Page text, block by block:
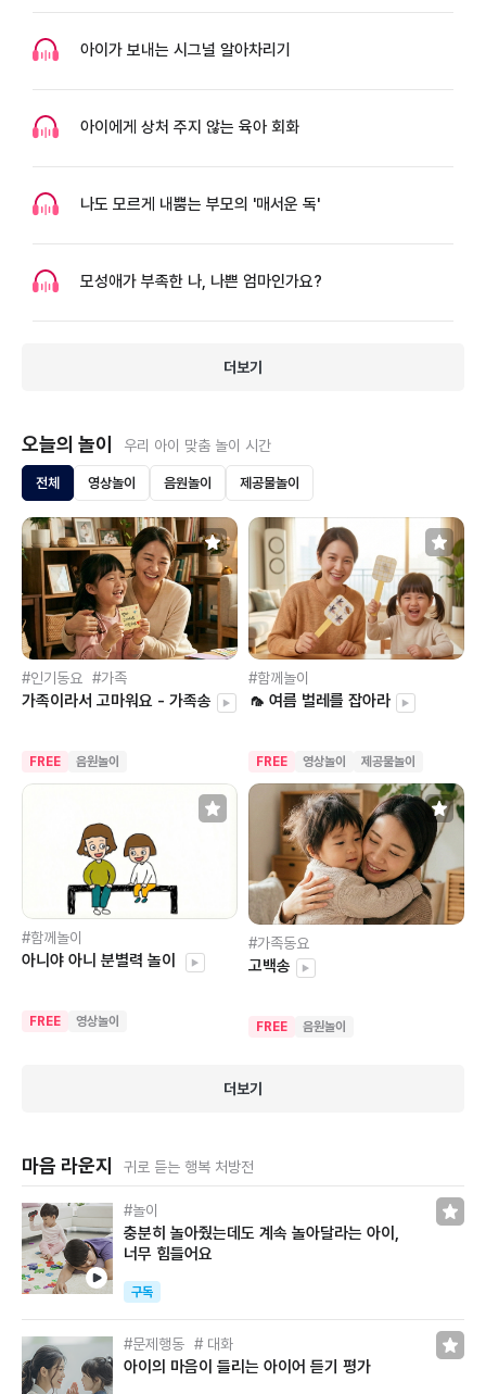
아이가 보내는 시그널 알아차리기
아이에게 상처 주지 않는 육아 회화
나도 모르게 내뿜는 부모의 '매서운 독'
모성애가 부족한 나, 나쁜 엄마인가요?
더보기
오늘의 놀이 우리 아이 맞춤 놀이 시간
전체 영상놀이 음원놀이 제공물놀이
인기동요 가족
가족이라서 고마워요 - 가족송 ▶
FREE 음원놀이
함께놀이
🦟 여름 벌레를 잡아라 ▶
FREE 영상놀이 제공물놀이
함께놀이
아니야 아니 분별력 놀이 ▶
FREE 영상놀이
가족동요
고백송 ▶
FREE 음원놀이
더보기
마음 라운지 귀로 듣는 행복 처방전
놀이
충분히 놀아줬는데도 계속 놀아달라는 아이,
너무 힘들어요
구독
문제행동 대화
아이의 마음이 들리는 아이어 듣기 평가